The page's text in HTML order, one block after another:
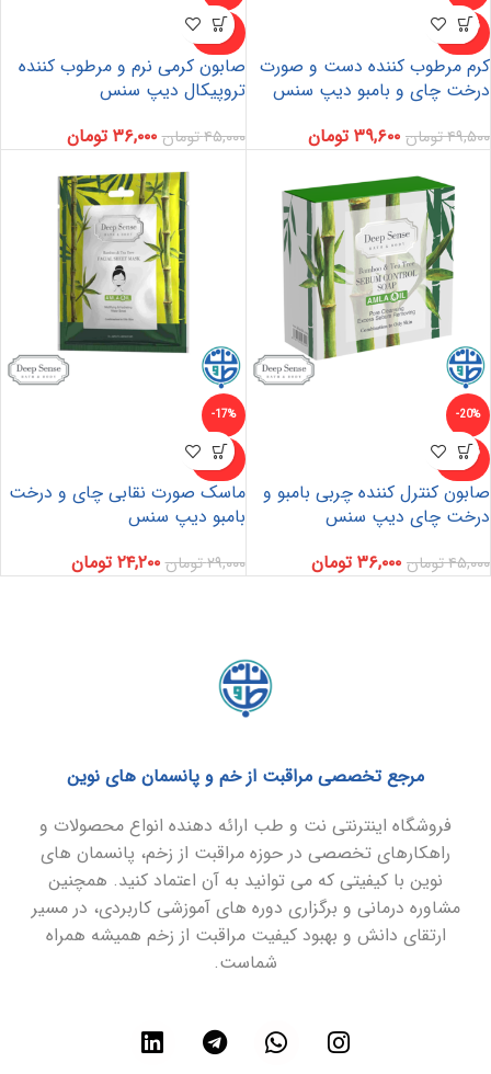
ناموجو
د
کرم مرطوب کننده دست و صورت
درخت چای و بامبو دیپ سنس
۴۹,۵۰۰تومان ۳۹,۶۰۰ تومان
ناموجو
د
صابون کرمی نرم و مرطوب کننده
تروپیکال دیپ سنس
۴۵,۰۰۰تومان ۳۶,۰۰۰ تومان
-20%
ناموجو
د
صابون کنترل کننده چربی بامبو و
درخت چای دیپ سنس
۴۵,۰۰۰تومان ۳۶,۰۰۰ تومان
-17%
ناموجو
د
ماسک صورت نقابی چای و درخت
بامبو دیپ سنس
۲۹,۰۰۰تومان ۲۴,۲۰۰ تومان
مرجع تخصصی مراقبت از خم و پانسمان های نوین
فروشگاه اینترنتی نت و طب ارائه دهنده انواع محصولات و
راهکارهای تخصصی در حوزه مراقبت از زخم، پانسمان های
نوین با کیفیتی که می توانید به آن اعتماد کنید. همچنین
مشاوره درمانی و برگزاری دوره های آموزشی کاربردی، در مسیر
ارتقای دانش و بهبود کیفیت مراقبت از زخم همیشه همراه
شماست.